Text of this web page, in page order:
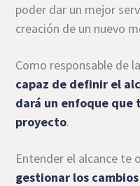
poder dar un mejor
creación de un nuevo
Como responsable de
capaz de definir el
dará un enfoque que
proyecto.
Entender el alcance te
gestionar los